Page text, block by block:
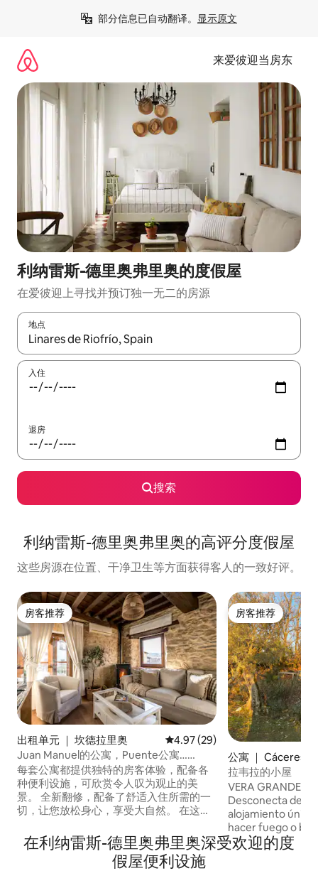
部分信息已自动翻译。 显示原文
来爱彼迎当房东
利纳雷斯-德里奥弗里奥的度假屋
在爱彼迎上寻找并预订独一无二的房源
地点
如有搜索结果，请使用上下方向键查看，或通过点击或滑动手势
入住
退房
搜索
利纳雷斯-德里奥弗里奥的高评分度假屋
这些房源在位置、干净卫生等方面获得客人的一致好评。
房客推荐
房客推荐
出租单元 ｜ 坎德拉里奥 平均评分 4.97 分（满分 5 分）
4.97 (29)
Juan Manuel的公寓，Puente公寓……
每套公寓都提供独特的房客体验，配备各
种便利设施，可欣赏令人叹为观止的美
景。 全新翻修，配备了舒适入住所需的一
切，让您放松身心，享受大自然。 在这套
间装饰精美的宽敞餐厅。 在这里，您可以
在舒适而优雅的氛围中享用美食，可容纳
全家人或一群朋友。 这座迷人的乡村住宅
房客推荐
房客推荐
公寓 ｜ Cáceres‎
拉韦拉的小屋
VERA GRANDE
Desconecta de la
alojamiento único y
hacer fuego o
periodo de riesgo
el 27 de mayo de
在利纳雷斯-德里奥弗里奥深受欢迎的度
假屋便利设施